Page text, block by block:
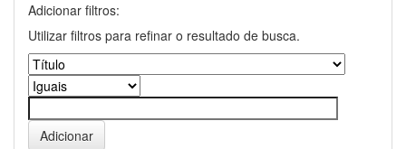
Adicionar filtros:
Utilizar filtros para refinar o resultado de busca.